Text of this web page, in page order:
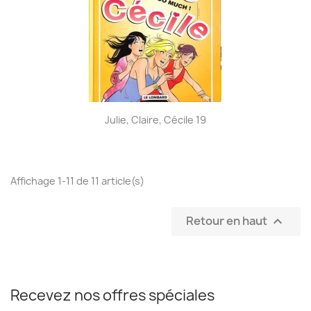
Julie, Claire, Cécile 19
Affichage 1-11 de 11 article(s)
Retour en haut 
Recevez nos offres spéciales